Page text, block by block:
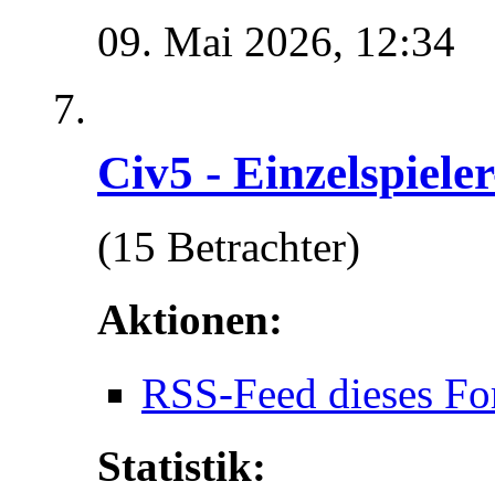
09. Mai 2026, 12:34
Civ5 -
(15 Betrachter)
Aktionen:
RSS-Feed dieses
Statistik: